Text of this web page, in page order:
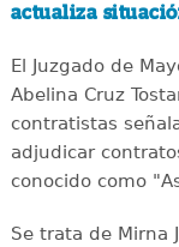
actualiza
El Juzgado de
Abelina Cruz
contratistas
adjudicar
conocido como
Se trata de Mirna